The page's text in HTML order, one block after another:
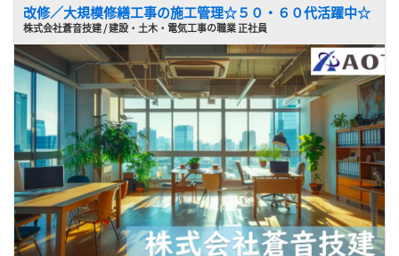
改修／大規模修繕工事の施工管理☆５０・６０代活躍中☆
株式会社蒼音技建 / 建設・土木・電気工事の職業 正社員